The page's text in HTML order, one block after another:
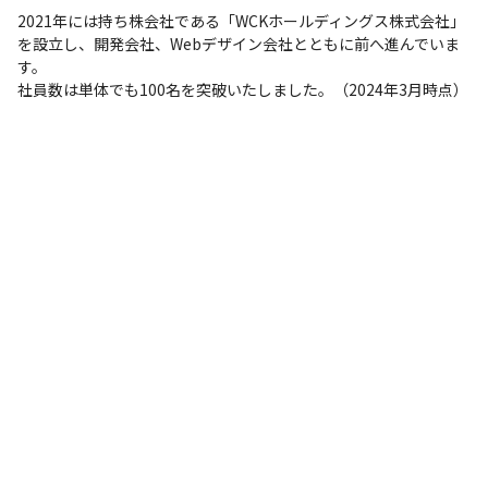
2021年には持ち株会社である「WCKホールディングス株式会社」
を設立し、開発会社、Webデザイン会社とともに前へ進んでいま
す。
社員数は単体でも100名を突破いたしました。（2024年3月時点）